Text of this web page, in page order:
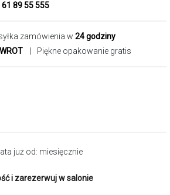
61 89 55 555
zamówienia w 24 godziny
| Piękne opakowanie gratis
już od: miesięcznie
i zarezerwuj w salonie